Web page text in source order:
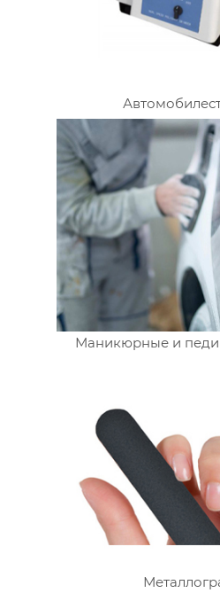
Маникюрные и